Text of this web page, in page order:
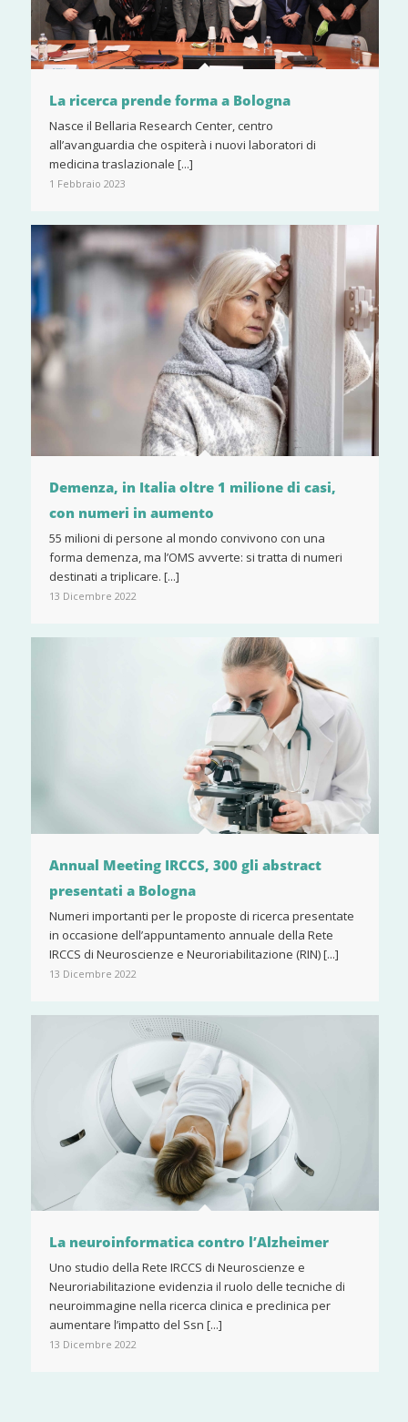
La ricerca prende forma a Bologna
Nasce il Bellaria Research Center, centro
all’avanguardia che ospiterà i nuovi laboratori di
medicina traslazionale [...]
1 Febbraio 2023
Demenza, in Italia oltre 1 milione di casi,
con numeri in aumento
55 milioni di persone al mondo convivono con una
forma demenza, ma l’OMS avverte: si tratta di numeri
destinati a triplicare. [...]
13 Dicembre 2022
Annual Meeting IRCCS, 300 gli abstract
presentati a Bologna
Numeri importanti per le proposte di ricerca presentate
in occasione dell’appuntamento annuale della Rete
IRCCS di Neuroscienze e Neuroriabilitazione (RIN) [...]
13 Dicembre 2022
La neuroinformatica contro l’Alzheimer
Uno studio della Rete IRCCS di Neuroscienze e
Neuroriabilitazione evidenzia il ruolo delle tecniche di
neuroimmagine nella ricerca clinica e preclinica per
aumentare l’impatto del Ssn [...]
13 Dicembre 2022